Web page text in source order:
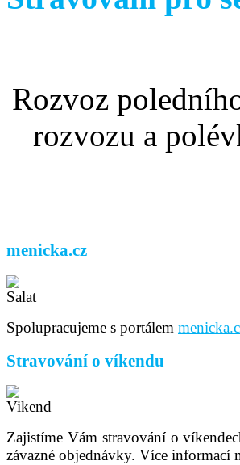
Rozvoz
rozvozu a
menicka.cz
Spolupracujeme s portálem
Stravování o víkendu
Zajistíme Vám stravování o
závazné objednávky. Více informací